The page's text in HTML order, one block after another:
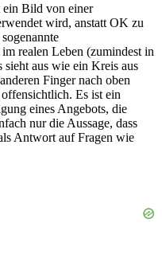
Bild von einer
wird, anstatt OK zu
realen Leben (zumindest in
sieht aus wie ein Kreis aus
Finger nach oben
Es ist ein
eines Angebots, die
nur die Aussage, dass
Antwort auf Fragen wie